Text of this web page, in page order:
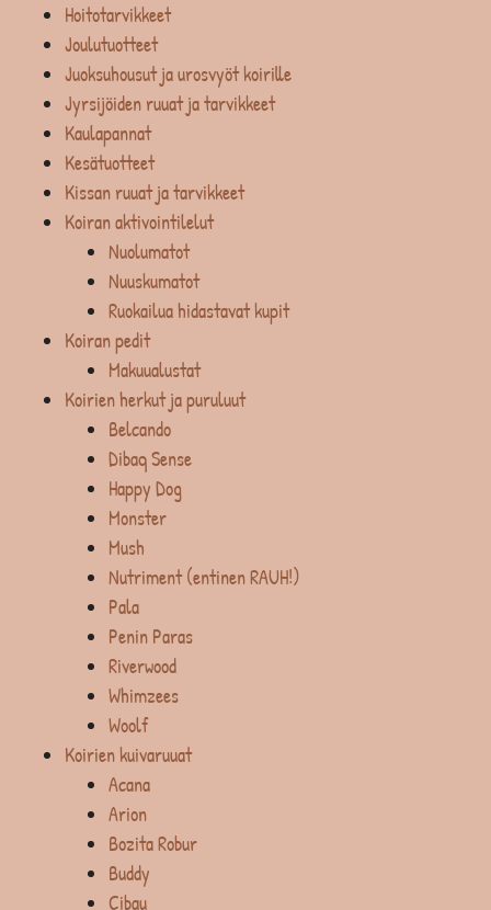
Hoitotarvikkeet
Joulutuotteet
Juoksuhousut ja urosvyöt koirille
Jyrsijöiden ruuat ja tarvikkeet
Kaulapannat
Kesätuotteet
Kissan ruuat ja tarvikkeet
Koiran aktivointilelut
Nuolumatot
Nuuskumatot
Ruokailua hidastavat kupit
Koiran pedit
Makuualustat
Koirien herkut ja puruluut
Belcando
Dibaq Sense
Happy Dog
Monster
Mush
Nutriment (entinen RAUH!)
Pala
Penin Paras
Riverwood
Whimzees
Woolf
Koirien kuivaruuat
Acana
Arion
Bozita Robur
Buddy
Cibau